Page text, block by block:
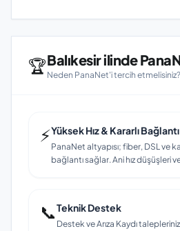
🏆Balıkesir ilinde
Neden PanaNet'i tercih etmelisiniz?
⚡Yüksek Hız & Kararlı Bağlantı
PanaNet altyapısı; fiber, DSL ve
bağlantı sağlar. Ani hız düşüşleri
📞Teknik Destek
Destek ve Arıza Kaydı